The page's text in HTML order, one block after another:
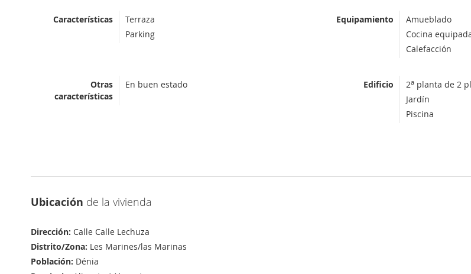
Características
Terraza
Parking
Equipamiento
Amueblado
Cocina
Calefacción
Otras
características
En buen estado Edificio 2a planta de 2
Jardín
Piscina
Ubicación de la vivienda
Dirección: Calle Calle Lechuza
Distrito/Zona: Les Marines/las Marinas
Población: Dénia